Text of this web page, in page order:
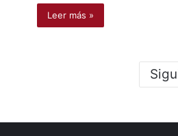
Leer más »